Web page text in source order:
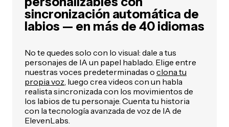
sincronización automática de
labios — en más de 40 idiomas
No te quedes solo con lo visual: dale a tus
personajes de IA un papel hablado. Elige entre
nuestras voces predeterminadas o clona tu
propia voz, luego crea videos con un habla
realista sincronizada con los movimientos de
los labios de tu personaje. Cuenta tu historia
con la tecnología avanzada de voz de IA de
ElevenLabs.